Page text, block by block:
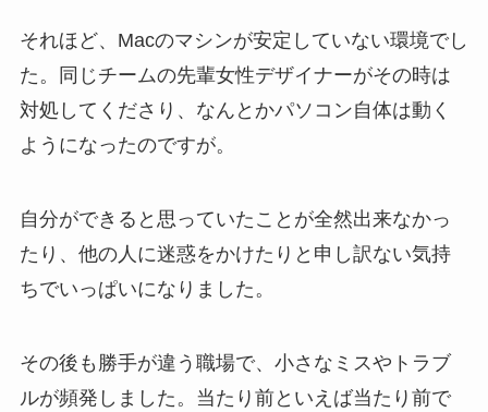
それほど、Macのマシンが安定していない環境でし
た。同じチームの先輩女性デザイナーがその時は
対処してくださり、なんとかパソコン自体は動く
ようになったのですが。
自分ができると思っていたことが全然出来なかっ
たり、他の人に迷惑をかけたりと申し訳ない気持
ちでいっぱいになりました。
その後も勝手が違う職場で、小さなミスやトラブ
ルが頻発しました。当たり前といえば当たり前で